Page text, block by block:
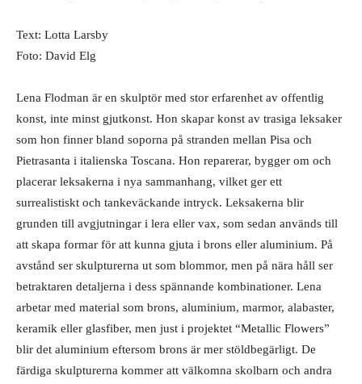
Text: Lotta Larsby
Foto: David Elg
Lena Flodman är en skulptör med stor erfarenhet av offentlig
konst, inte minst gjutkonst. Hon skapar konst av trasiga leksaker
som hon finner bland soporna på stranden mellan Pisa och
Pietrasanta i italienska Toscana. Hon reparerar, bygger om och
placerar leksakerna i nya sammanhang, vilket ger ett
surrealistiskt och tankeväckande intryck. Leksakerna blir
grunden till avgjutningar i lera eller vax, som sedan används till
att skapa formar för att kunna gjuta i brons eller aluminium. På
avstånd ser skulpturerna ut som blommor, men på nära håll ser
betraktaren detaljerna i dess spännande kombinationer. Lena
arbetar med material som brons, aluminium, marmor, alabaster,
keramik eller glasfiber, men just i projektet “Metallic Flowers”
blir det aluminium eftersom brons är mer stöldbegärligt. De
färdiga skulpturerna kommer att välkomna skolbarn och andra